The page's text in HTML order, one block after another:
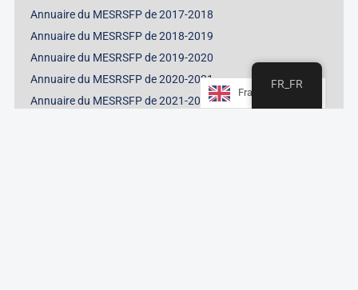
Annuaire du MESRSFP de 2017-2018
Annuaire du MESRSFP de 2018-2019
Annuaire du MESRSFP de 2019-2020
Annuaire du MESRSFP de 2020-2021
Annuaire du MESRSFP de 2021-2022
FR_FR
Francais